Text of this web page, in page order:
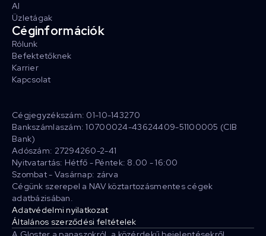
AI
Üzletágak
Céginformációk
Rólunk
Befektetőknek
Karrier
Kapcsolat
Cégjegyzékszám: 01-10-143270
Bankszámlaszám: 10700024-43624409-51100005 (CIB
Bank)
Adószám: 27294260-2-41
Nyitvatartás: Hétfő - Péntek: 8.00 - 16:00
Szombat - Vasárnap: zárva
Cégünk szerepel a NAV köztartozásmentes cégek
adatbázisában.
Adatvédelmi nyilatkozat
Általános szerződési feltételek